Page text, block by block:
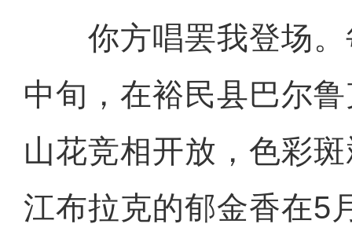
你方唱罢我登场。
中旬，在裕民县巴尔
山花竞相开放，色彩
江布拉克的郁金香在5